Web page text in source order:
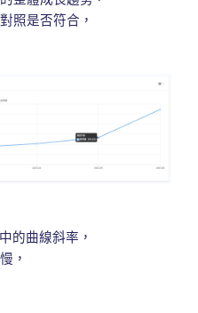
照是否符合，
的曲線斜率，
，